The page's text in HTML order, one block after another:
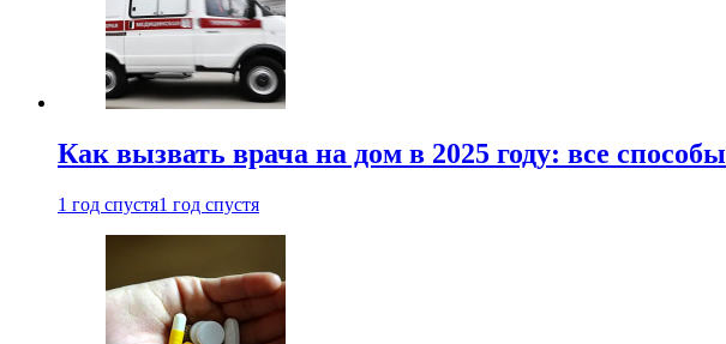
Как вызвать врача на дом в 2025 году: все способы
1 год спустя1 год спустя